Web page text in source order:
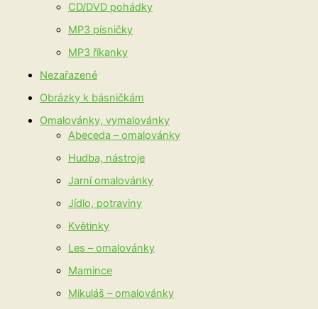
CD/DVD pohádky
MP3 písničky
MP3 říkanky
Nezařazené
Obrázky k básničkám
Omalovánky, vymalovánky
Abeceda – omalovánky
Hudba, nástroje
Jarní omalovánky
Jídlo, potraviny
Květinky
Les – omalovánky
Mamince
Mikuláš – omalovánky